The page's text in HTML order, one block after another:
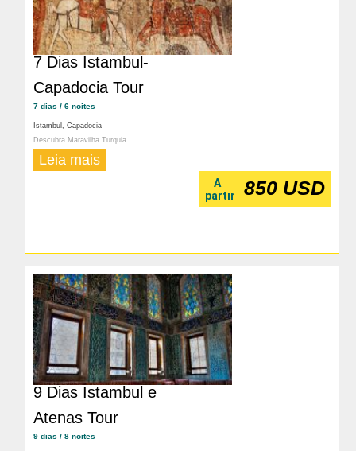
7 Dias Istambul-
Capadocia Tour
7 dias / 6 noites
Istambul, Capadocia
Descubra Maravilha Turquia...
Leia mais
A
partır
850 USD
9 Dias Istambul e
Atenas Tour
9 dias / 8 noites